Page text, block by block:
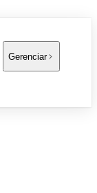
Gerenciar